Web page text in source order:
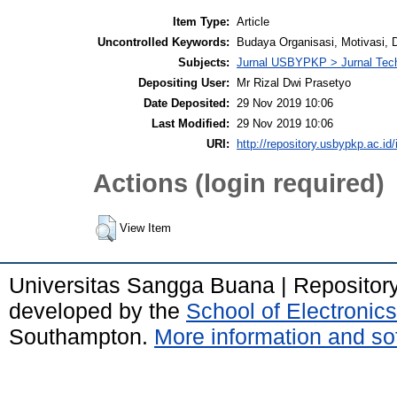
Item Type: Article
Uncontrolled Keywords:
Budaya Organisasi, Motivasi,
Subjects: Jurnal USBYPKP > Jurnal
Depositing User:
Mr Rizal Dwi Prasetyo
Date Deposited:
29 Nov 2019 10:06
Last Modified:
29 Nov 2019 10:06
URI:
http://
Actions (login required)
View Item
Universitas Sangga Buana |
developed by the School of
Southampton. More information and